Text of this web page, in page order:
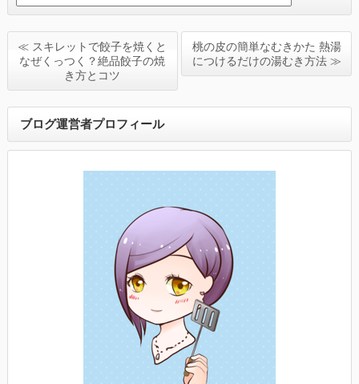
≪ スキレットで餃子を焼くと
なぜくっつく？絶品餃子の焼
き方とコツ
桃の皮の簡単なむきかた 熱湯
につけるだけの湯むき方法 ≫
ブログ運営者プロフィール